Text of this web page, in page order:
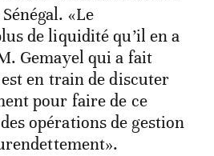
«Le
de liquidité qu’il en a
Gemayel qui a fait
en train de discuter
pour faire de ce
opérations de gestion